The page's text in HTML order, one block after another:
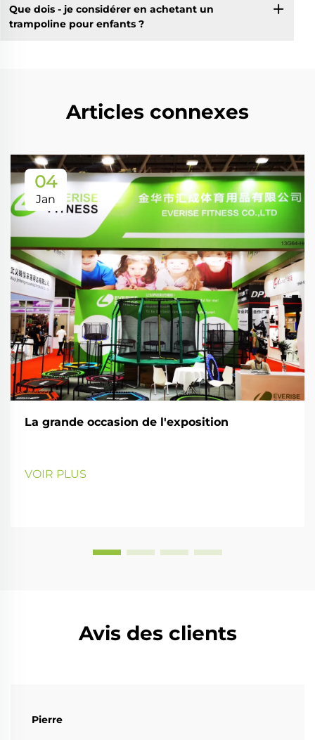
Que dois - je considérer en achetant un
trampoline pour enfants ?
Articles connexes
04
Jan
La grande occasion de l'exposition
VOIR PLUS
Avis des clients
Pierre